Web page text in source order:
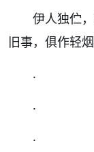
伊人独伫
旧事，俱作轻
.
.
.